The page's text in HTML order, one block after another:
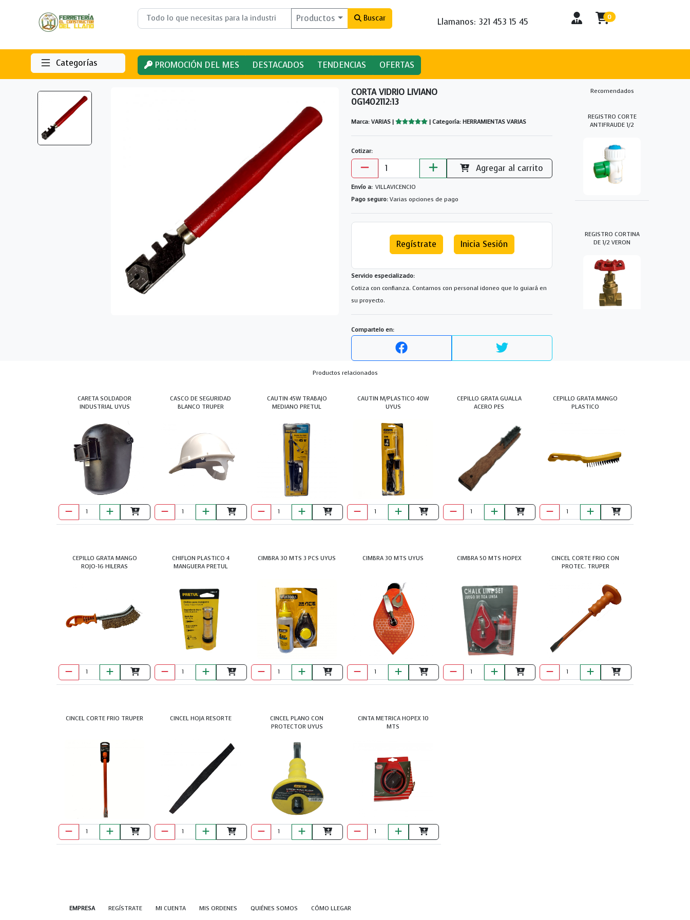
Productos Buscar Llamanos: 321 453 15 45 0
Categorías PROMOCIÓN DEL MES DESTACADOS TENDENCIAS OFERTAS
CORTA VIDRIO LIVIANO
0G1402112:13
Marca: VARIAS | | Categoría: HERRAMIENTAS VARIAS
Cotizar:
Agregar al carrito
Envío a: VILLAVICENCIO
Pago seguro: Varias opciones de pago
Regístrate Inicia Sesión
Servicio especializado:
Cotiza con confianza. Contamos con personal idoneo que lo guiará en
su proyecto.
Compartelo en:
Recomendados
REGISTRO CORTE
ANTIFRAUDE 1/2
REGISTRO CORTINA
DE 1/2 VERON
Productos relacionados
CARETA SOLDADOR
INDUSTRIAL UYUS
CASCO DE SEGURIDAD
BLANCO TRUPER
CAUTIN 45W TRABAJO
MEDIANO PRETUL
CAUTIN M/PLASTICO 40W
UYUS
CEPILLO GRATA GUALLA
ACERO PES
CEPILLO GRATA MANGO
PLASTICO
CEPILLO GRATA MANGO
ROJO-16 HILERAS
CHIFLON PLASTICO 4
MANGUERA PRETUL
CIMBRA 30 MTS 3 PCS UYUS CIMBRA 30 MTS UYUS CIMBRA 50 MTS HOPEX
CINCEL CORTE FRIO CON
PROTEC. TRUPER
CINCEL CORTE FRIO TRUPER CINCEL HOJA RESORTE
CINCEL PLANO CON
PROTECTOR UYUS
CINTA METRICA HOPEX 10
MTS
EMPRESA REGÍSTRATE MI CUENTA MIS ORDENES QUIÉNES SOMOS CÓMO LLEGAR